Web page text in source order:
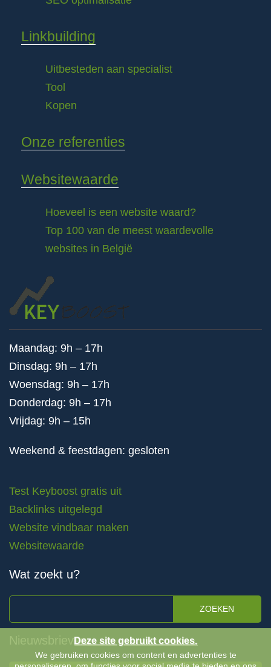
Linkbuilding
Uitbesteden aan specialist
Tool
Kopen
Onze referenties
Websitewaarde
Hoeveel is een website waard?
Top 100 van de meest waardevolle
websites in België
Maandag: 9h – 17h
Dinsdag: 9h – 17h
Woensdag: 9h – 17h
Donderdag: 9h – 17h
Vrijdag: 9h – 15h
Weekend & feestdagen: gesloten
Test Keyboost gratis uit
Backlinks uitgelegd
Website vindbaar maken
Websitewaarde
Wat zoekt u?
ZOEKEN
NieuwsbrievenDeze site gebruikt cookies.
We gebruiken cookies om content en advertenties te